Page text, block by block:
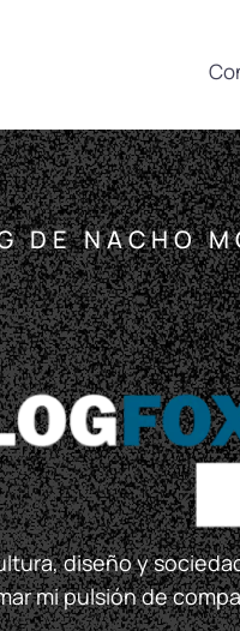
DE NACHO
diseño y
mi pulsión de